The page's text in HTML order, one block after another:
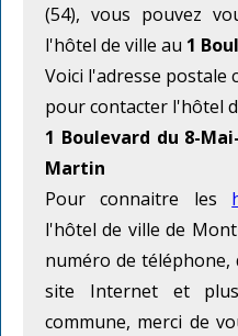
(54), vous pouvez
l'hôtel de ville au 1
Voici l'adresse postale
pour contacter l'hôtel
1 Boulevard du 8-
Martin
Pour connaitre les
l'hôtel de ville de
numéro de téléphone,
site Internet et
commune, merci de